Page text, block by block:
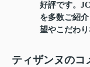
好評です。
を多数ご紹
望やこだわり
ティザンヌのコ